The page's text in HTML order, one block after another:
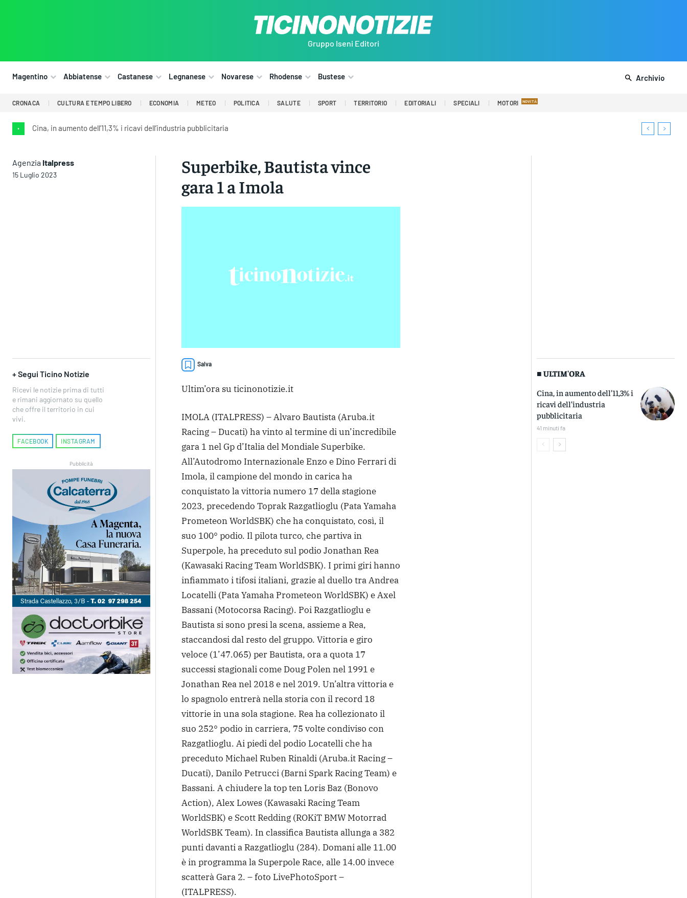
Gruppo Iseni Editori
Magentino Abbiatense Castanese Legnanese Novarese Rhodense Bustese Archivio
CRONACA CULTURA E TEMPO LIBERO ECONOMIA METEO POLITICA SALUTE SPORT TERRITORIO EDITORIALI SPECIALI MOTORI
• Cina, in aumento dell’11,3% i ricavi dell’industria pubblicitaria
Agenzia Italpress
15 Luglio 2023
Superbike, Bautista vince
gara 1 a Imola
+ Segui Ticino Notizie
Ricevi le notizie prima di tutti
e rimani aggiornato su quello
che offre il territorio in cui
vivi.
FACEBOOK INSTAGRAM
Pubblicità
Salva
Ultim’ora su ticinonotizie.it
IMOLA (ITALPRESS) – Alvaro Bautista (Aruba.it
Racing – Ducati) ha vinto al termine di un’incredibile
gara 1 nel Gp d’Italia del Mondiale Superbike.
All’Autodromo Internazionale Enzo e Dino Ferrari di
Imola, il campione del mondo in carica ha
conquistato la vittoria numero 17 della stagione
2023, precedendo Toprak Razgatlioglu (Pata Yamaha
Prometeon WorldSBK) che ha conquistato, così, il
suo 100° podio. Il pilota turco, che partiva in
Superpole, ha preceduto sul podio Jonathan Rea
(Kawasaki Racing Team WorldSBK). I primi giri hanno
infiammato i tifosi italiani, grazie al duello tra Andrea
Locatelli (Pata Yamaha Prometeon WorldSBK) e Axel
Bassani (Motocorsa Racing). Poi Razgatlioglu e
Bautista si sono presi la scena, assieme a Rea,
staccandosi dal resto del gruppo. Vittoria e giro
veloce (1’47.065) per Bautista, ora a quota 17
successi stagionali come Doug Polen nel 1991 e
Jonathan Rea nel 2018 e nel 2019. Un’altra vittoria e
lo spagnolo entrerà nella storia con il record 18
vittorie in una sola stagione. Rea ha collezionato il
suo 252° podio in carriera, 75 volte condiviso con
Razgatlioglu. Ai piedi del podio Locatelli che ha
preceduto Michael Ruben Rinaldi (Aruba.it Racing –
Ducati), Danilo Petrucci (Barni Spark Racing Team) e
Bassani. A chiudere la top ten Loris Baz (Bonovo
Action), Alex Lowes (Kawasaki Racing Team
WorldSBK) e Scott Redding (ROKiT BMW Motorrad
WorldSBK Team). In classifica Bautista allunga a 382
punti davanti a Razgatlioglu (284). Domani alle 11.00
è in programma la Superpole Race, alle 14.00 invece
scatterà Gara 2. – foto LivePhotoSport –
(ITALPRESS).
■ ULTIM'ORA
Cina, in aumento dell’11,3% i
ricavi dell’industria
pubblicitaria
41 minuti fa